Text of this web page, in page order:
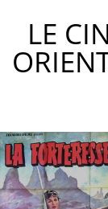
LE